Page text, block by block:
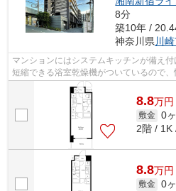
8分
築10年 /
神奈川県 川
マンションにはシステムキッチンが備え
短縮できる浴室乾燥機がついているので、
人にもおすすめです。駅近くに立地す...
8.8万円
敷金 0
2階 / 1K
8.8万円
敷金 0